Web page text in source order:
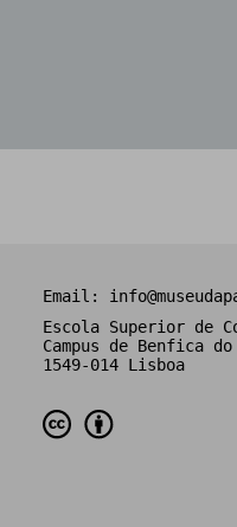
Email:
Escola Superior de
Campus de Benfica do
1549-014 Lisboa